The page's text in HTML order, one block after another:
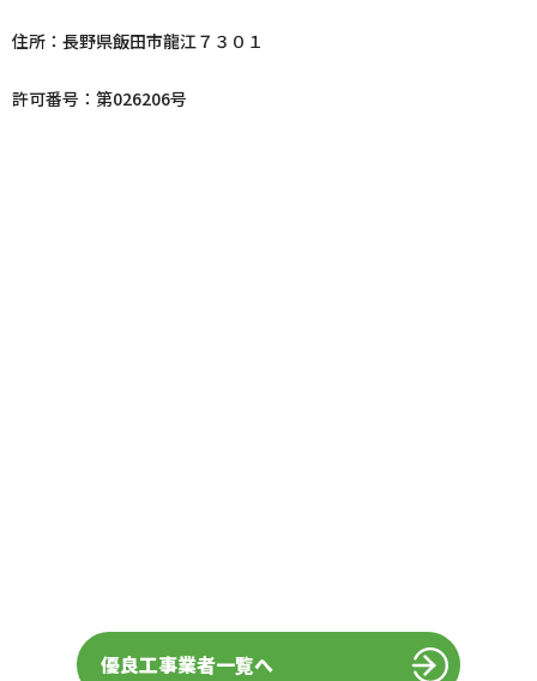
住所：長野県飯田市龍江７３０１
許可番号：第026206号
優良工事業者一覧へ